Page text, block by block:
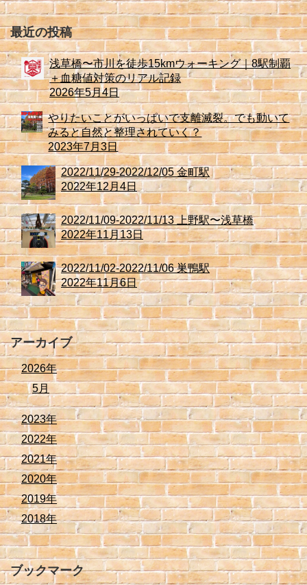
最近の投稿
浅草橋〜市川を徒歩15kmウォーキング｜8駅制覇
＋血糖値対策のリアル記録
2026年5月4日
やりたいことがいっぱいで支離滅裂。でも動いて
みると自然と整理されていく？
2023年7月3日
2022/11/29-2022/12/05 金町駅
2022年12月4日
2022/11/09-2022/11/13 上野駅〜浅草橋
2022年11月13日
2022/11/02-2022/11/06 巣鴨駅
2022年11月6日
アーカイブ
2026年
5月
2023年
2022年
2021年
2020年
2019年
2018年
ブックマーク